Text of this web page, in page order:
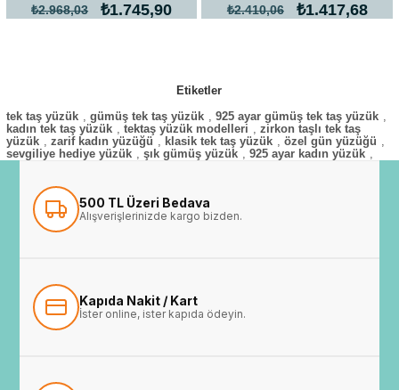
₺1.745,90
₺2.968,03 ₺1.417,68
₺2.410,06
Etiketler
tek taş yüzük , gümüş tek taş yüzük , 925 ayar gümüş tek taş yüzük ,
kadın tek taş yüzük , tektaş yüzük modelleri , zirkon taşlı tek taş
yüzük , zarif kadın yüzüğü , klasik tek taş yüzük , özel gün yüzüğü ,
sevgiliye hediye yüzük , şık gümüş yüzük , 925 ayar kadın yüzük ,
500 TL Üzeri Bedava
Alışverişlerinizde kargo bizden.
Kapıda Nakit / Kart
İster online, ister kapıda ödeyin.